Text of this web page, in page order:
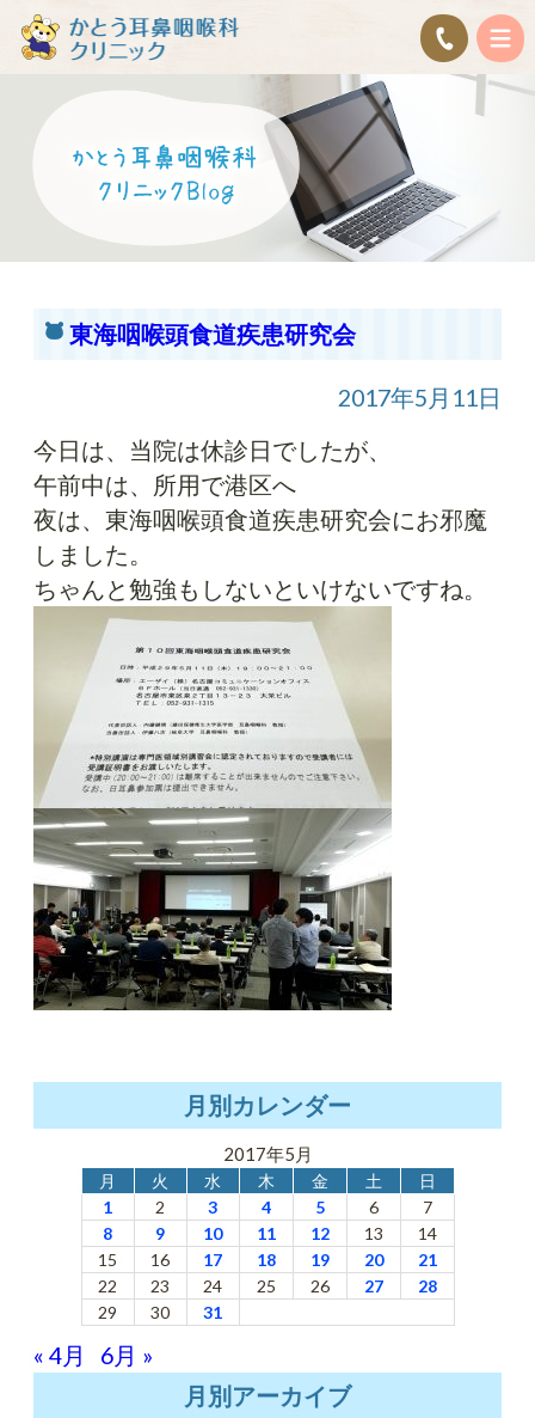
東海咽喉頭食道疾患研究会
2017年5月11日
今日は、当院は休診日でしたが、
午前中は、所用で港区へ
夜は、東海咽喉頭食道疾患研究会にお邪魔
しました。
ちゃんと勉強もしないといけないですね。
月別カレンダー
2017年5月
月 火 水 木 金 土
日
1
2 3 4 5 6
7
8
9 10 11 12 13
14
15
16 17 18 19 20
21
22
23 24 25 26 27
28
29
30 31
« 4月
6月 »
月別アーカイブ